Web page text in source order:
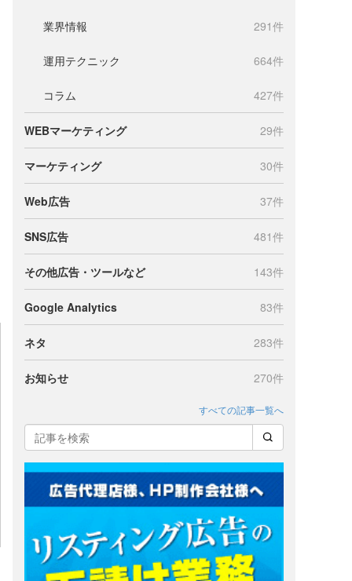
業界情報 291件
運用テクニック 664件
コラム 427件
WEBマーケティング 29件
マーケティング 30件
Web広告 37件
SNS広告 481件
その他広告・ツールなど 143件
Google Analytics 83件
ネタ 283件
お知らせ 270件
すべての記事一覧へ